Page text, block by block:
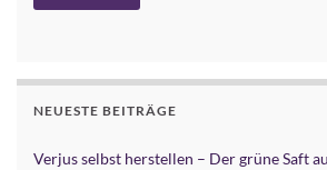
NEUESTE BEITRÄGE
Verjus selbst herstellen – Der grüne Saft